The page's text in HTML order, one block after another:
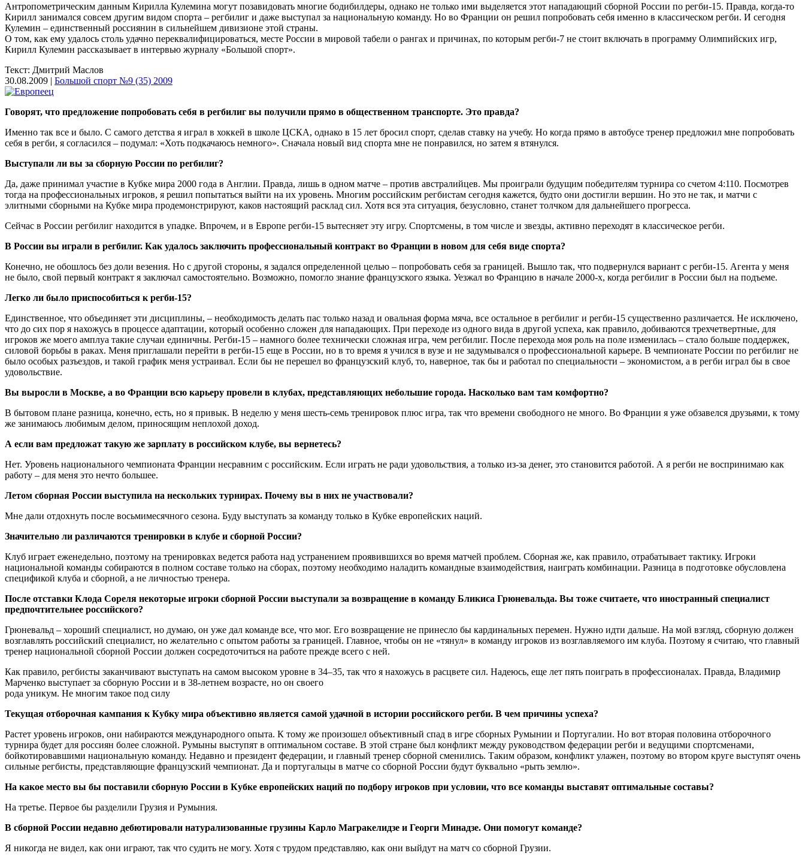
Антропометрическим данным Кирилла Кулемина могут позавидовать многие бодибилдеры, однако не только ими выделяется этот нападающий сборной России по регби-15. Правда, когда-то
Кирилл занимался совсем другим видом спорта – регбилиг и даже выступал за национальную команду. Но во Франции он решил попробовать себя именно в классическом регби. И сегодня
Кулемин – единственный россиянин в сильнейшем дивизионе этой страны.
О том, как ему удалось столь удачно переквалифицироваться, месте России в мировой табели о рангах и причинах, по которым регби-7 не стоит включать в программу Олимпийских игр,
Кирилл Кулемин рассказывает в интервью журналу «Большой спорт».
Текст: Дмитрий Маслов
30.08.2009 | Большой спорт №9 (35) 2009
Говорят, что предложение попробовать себя в регбилиг вы получили прямо в общественном транспорте. Это правда?
Именно так все и было. С самого детства я играл в хоккей в школе ЦСКА, однако в 15 лет бросил спорт, сделав ставку на учебу. Но когда прямо в автобусе тренер предложил мне попробовать
себя в регби, я согласился – подумал: «Хоть подкачаюсь немного». Сначала новый вид спорта мне не понравился, но затем я втянулся.
Выступали ли вы за сборную России по регбилиг?
Да, даже принимал участие в Кубке мира 2000 года в Англии. Правда, лишь в одном матче – против австралийцев. Мы проиграли будущим победителям турнира со счетом 4:110. Посмотрев
тогда на профессиональных игроков, я решил попытаться выйти на их уровень. Многим российским регбистам сегодня кажется, будто они достигли вершин. Но это не так, и матчи с
элитными сборными на Кубке мира продемонстрируют, каков настоящий расклад сил. Хотя вся эта ситуация, безусловно, станет толчком для дальнейшего прогресса.
Сейчас в России регбилиг находится в упадке. Впрочем, и в Европе регби-15 вытесняет эту игру. Спортсмены, в том числе и звезды, активно переходят в классическое регби.
В России вы играли в регбилиг. Как удалось заключить профессиональный контракт во Франции в новом для себя виде спорта?
Конечно, не обошлось без доли везения. Но с другой стороны, я задался определенной целью – попробовать себя за границей. Вышло так, что подвернулся вариант с регби-15. Агента у меня
не было, свой первый контракт я заключал самостоятельно. Возможно, помогло знание французского языка. Уезжал во Францию в начале 2000-х, когда регбилиг в России был на подъеме.
Легко ли было приспособиться к регби-15?
Единственное, что объединяет эти дисциплины, – необходимость делать пас только назад и овальная форма мяча, все остальное в регбилиг и регби-15 существенно различается. Не исключено,
что до сих пор я нахожусь в процессе адаптации, который особенно сложен для нападающих. При переходе из одного вида в другой успеха, как правило, добиваются трехчетвертные, для
игроков же моего амплуа такие случаи единичны. Регби-15 – намного более технически сложная игра, чем регбилиг. После перехода моя роль на поле изменилась – стало больше поддержек,
силовой борьбы в раках. Меня приглашали перейти в регби-15 еще в России, но в то время я учился в вузе и не задумывался о профессиональной карьере. В чемпионате России по регбилиг не
было особых разъездов, и такой график меня устраивал. Если бы не перешел во французский клуб, то, наверное, так бы и работал по специальности – экономистом, а в регби играл бы в свое
удовольствие.
Вы выросли в Москве, а во Франции всю карьеру провели в клубах, представляющих небольшие города. Насколько вам там комфортно?
В бытовом плане разница, конечно, есть, но я привык. В неделю у меня шесть-семь тренировок плюс игра, так что времени свободного не много. Во Франции я уже обзавелся друзьями, к тому
же занимаюсь любимым делом, приносящим неплохой доход.
А если вам предложат такую же зарплату в российском клубе, вы вернетесь?
Нет. Уровень национального чемпионата Франции несравним с российским. Если играть не ради удовольствия, а только из-за денег, это становится работой. А я регби не воспринимаю как
работу – для меня это нечто большее.
Летом сборная России выступила на нескольких турнирах. Почему вы в них не участвовали?
Мне дали отдохнуть после восьмимесячного сезона. Буду выступать за команду только в Кубке европейских наций.
Значительно ли различаются тренировки в клубе и сборной России?
Клуб играет еженедельно, поэтому на тренировках ведется работа над устранением проявившихся во время матчей проблем. Сборная же, как правило, отрабатывает тактику. Игроки
национальной команды собираются в полном составе только на сборах, поэтому необходимо наладить командные взаимодействия, наиграть комбинации. Разница в подготовке обусловлена
спецификой клуба и сборной, а не личностью тренера.
После отставки Клода Сореля некоторые игроки сборной России выступали за возвращение в команду Бликиса Грюневальда. Вы тоже считаете, что иностранный специалист
предпочтительнее российского?
Грюневальд – хороший специалист, но думаю, он уже дал команде все, что мог. Его возвращение не принесло бы кардинальных перемен. Нужно идти дальше. На мой взгляд, сборную должен
возглавлять российский специалист, но желательно с опытом работы за границей. Главное, чтобы он не «тянул» в команду игроков из возглавляемого им клуба. Поэтому я считаю, что главный
тренер национальной сборной России должен сосредоточиться на работе прежде всего с ней.
Как правило, регбисты заканчивают выступать на самом высоком уровне в 34–35, так что я нахожусь в расцвете сил. Надеюсь, еще лет пять поиграть в профессионалах. Правда, Владимир
Марченко выступает за сборную России и в 38-летнем возрасте, но он своего
рода уникум. Не многим такое под силу
Текущая отборочная кампания к Кубку мира объективно является самой удачной в истории российского регби. В чем причины успеха?
Растет уровень игроков, они набираются международного опыта. К тому же произошел объективный спад в игре сборных Румынии и Португалии. Но вот вторая половина отборочного
турнира будет для россиян более сложной. Румыны выступят в оптимальном составе. В этой стране был конфликт между руководством федерации регби и ведущими спортсменами,
бойкотировавшими национальную команду. Недавно и президент федерации, и главный тренер сборной сменились. Таким образом, конфликт улажен, поэтому во втором круге выступят очень
сильные регбисты, представляющие французский чемпионат. Да и португальцы в матче со сборной России будут буквально «рыть землю».
На какое место вы бы поставили сборную России в Кубке европейских наций по подбору игроков при условии, что все команды выставят оптимальные составы?
На третье. Первое бы разделили Грузия и Румыния.
В сборной России недавно дебютировали натурализованные грузины Карло Магракелидзе и Георги Минадзе. Они помогут команде?
Я никогда не видел, как они играют, так что судить не могу. Хотя с трудом представляю, как они выйдут на матч со сборной Грузии.